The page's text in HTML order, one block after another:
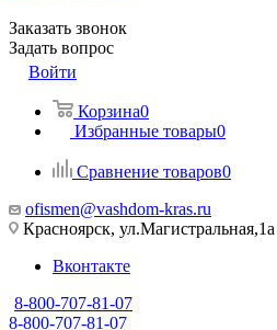
Заказать звонок
Задать вопрос
Войти
Корзина0
Избранные товары0
Сравнение товаров0
ofismen@vashdom-kras.ru
Красноярск, ул.Магистральная,1а
Вконтакте
8-800-707-81-07
8-800-707-81-07